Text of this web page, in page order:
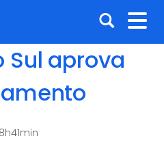
Abrir
a
busca
Sul aprova